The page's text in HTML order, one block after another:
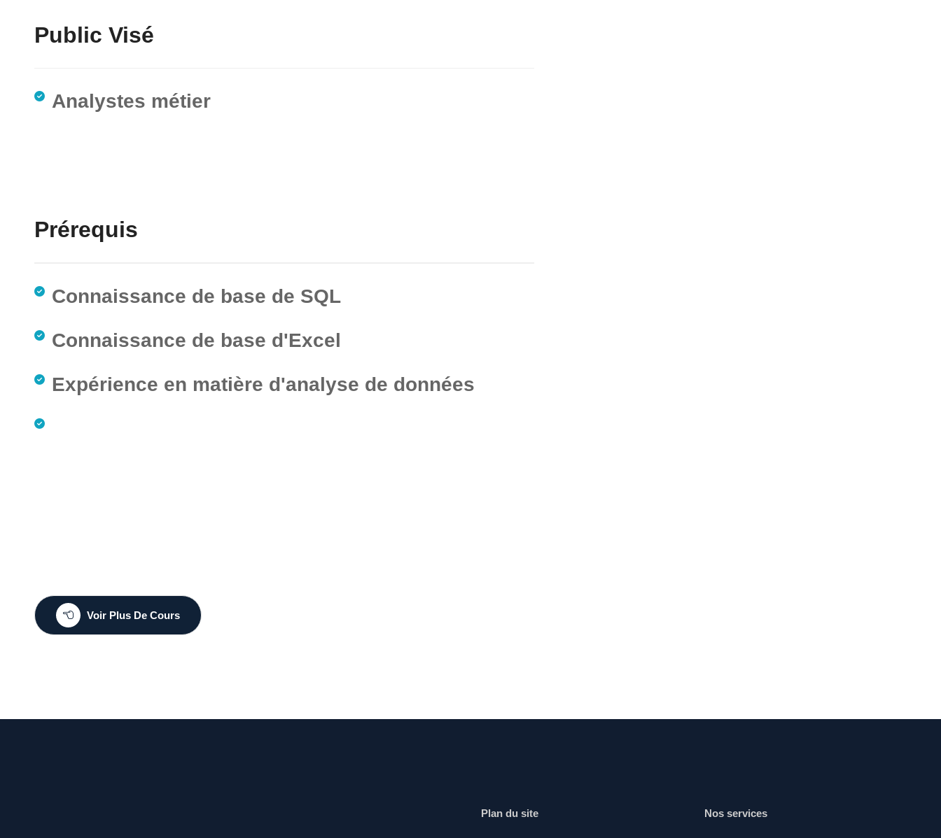
Public Visé
Analystes métier
Prérequis
Connaissance de base de SQL
Connaissance de base d'Excel
Expérience en matière d'analyse de données
Voir Plus De Cours
Plan du site Nos services